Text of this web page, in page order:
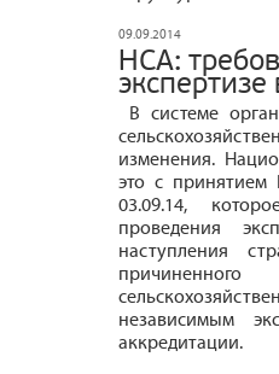
09.09.2014
НСА:
В системе
изменения.
это с
03.09.14,
проведения
наступления
независимым
аккредитации.